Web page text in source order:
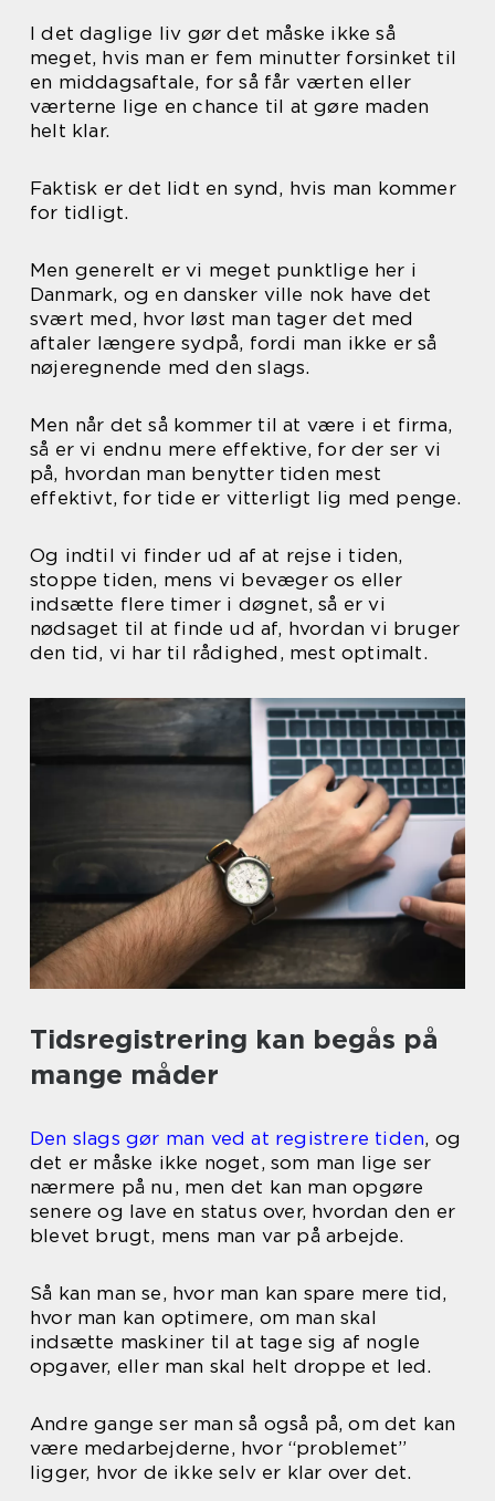
I det daglige liv gør det måske ikke så
meget, hvis man er fem minutter forsinket til
en middagsaftale, for så får værten eller
værterne lige en chance til at gøre maden
helt klar.
Faktisk er det lidt en synd, hvis man kommer
for tidligt.
Men generelt er vi meget punktlige her i
Danmark, og en dansker ville nok have det
svært med, hvor løst man tager det med
aftaler længere sydpå, fordi man ikke er så
nøjeregnende med den slags.
Men når det så kommer til at være i et firma,
så er vi endnu mere effektive, for der ser vi
på, hvordan man benytter tiden mest
effektivt, for tide er vitterligt lig med penge.
Og indtil vi finder ud af at rejse i tiden,
stoppe tiden, mens vi bevæger os eller
indsætte flere timer i døgnet, så er vi
nødsaget til at finde ud af, hvordan vi bruger
den tid, vi har til rådighed, mest optimalt.
Tidsregistrering kan begås på
mange måder
Den slags gør man ved at registrere tiden, og
det er måske ikke noget, som man lige ser
nærmere på nu, men det kan man opgøre
senere og lave en status over, hvordan den er
blevet brugt, mens man var på arbejde.
Så kan man se, hvor man kan spare mere tid,
hvor man kan optimere, om man skal
indsætte maskiner til at tage sig af nogle
opgaver, eller man skal helt droppe et led.
Andre gange ser man så også på, om det kan
være medarbejderne, hvor “problemet”
ligger, hvor de ikke selv er klar over det.